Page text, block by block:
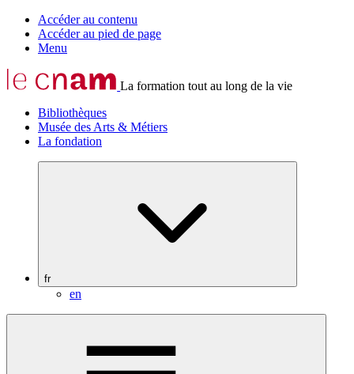
Accéder au contenu
Accéder au pied de page
Menu
La formation tout au long de la vie
Bibliothèques
Musée des Arts & Métiers
La fondation
fr
en